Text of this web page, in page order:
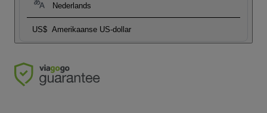
Nederlands
US$ Amerikaanse US-dollar